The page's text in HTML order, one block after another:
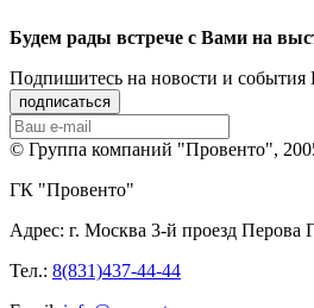
Будем рады встрече с Вами на
Подпишитеcь на новости и
© Группа компаний "Провенто",
ГК "Провенто"
Адрес: г. Москва 3-й проезд Перова
Тел.: 8(831)437-44-44